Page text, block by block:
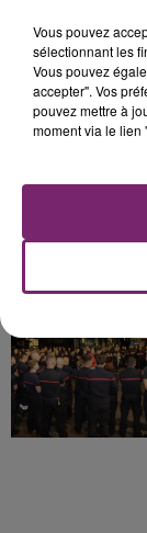
Vous pouvez
sélectionnant les
Vous pouvez
accepter". Vos
pouvez mettre à
moment via le lien